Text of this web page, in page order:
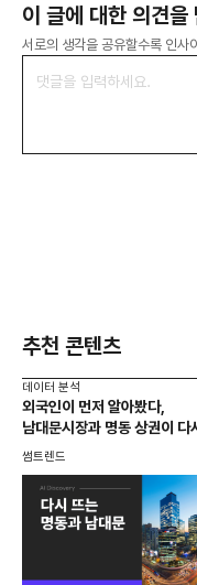
이 글에 대한 의견을
서로의 생각을 공유할수록 인사
추천 콘텐츠
데이터 분석
외국인이 먼저 알아봤다,
남대문시장과 명동 상권이 다
이유는 뭘까
썸트렌드